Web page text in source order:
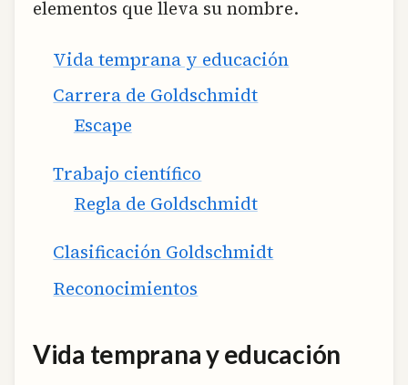
elementos que lleva su nombre.
Vida temprana y educación
Carrera de Goldschmidt
Escape
Trabajo científico
Regla de Goldschmidt
Clasificación Goldschmidt
Reconocimientos
Vida temprana y educación